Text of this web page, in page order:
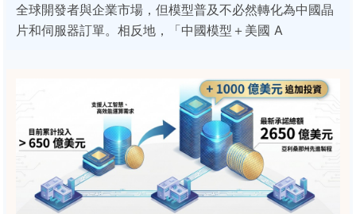
全球開發者與企業市場，但模型普及不必然轉化為中國晶
片和伺服器訂單。相反地，「中國模型＋美國 A